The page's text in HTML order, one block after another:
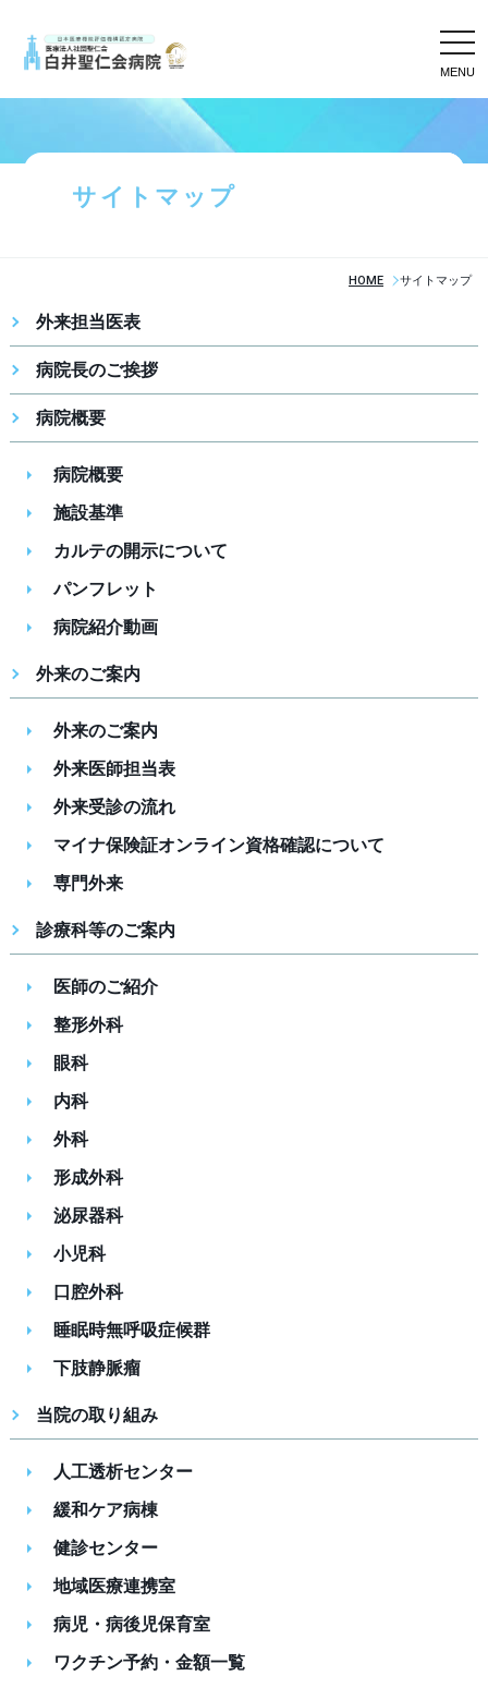
サイトマップ
HOME サイトマップ
外来担当医表
病院長のご挨拶
病院概要
病院概要
施設基準
カルテの開示について
パンフレット
病院紹介動画
外来のご案内
外来のご案内
外来医師担当表
外来受診の流れ
マイナ保険証オンライン資格確認について
専門外来
診療科等のご案内
医師のご紹介
整形外科
眼科
内科
外科
形成外科
泌尿器科
小児科
口腔外科
睡眠時無呼吸症候群
下肢静脈瘤
当院の取り組み
人工透析センター
緩和ケア病棟
健診センター
地域医療連携室
病児・病後児保育室
ワクチン予約・金額一覧